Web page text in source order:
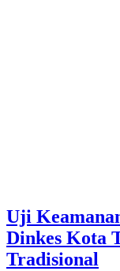
Uji
Dinkes Kota
Tradisional